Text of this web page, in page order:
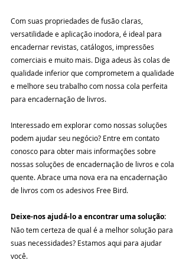
Com suas propriedades de fusão claras,
versatilidade e aplicação inodora, é ideal para
encadernar revistas, catálogos, impressões
comerciais e muito mais. Diga adeus às colas de
qualidade inferior que comprometem a qualidade
e melhore seu trabalho com nossa cola perfeita
para encadernação de livros.
Interessado em explorar como nossas soluções
podem ajudar seu negócio? Entre em contato
conosco para obter mais informações sobre
nossas soluções de encadernação de livros e cola
quente. Abrace uma nova era na encadernação
de livros com os adesivos Free Bird.
Deixe-nos ajudá-lo a encontrar uma solução:
Não tem certeza de qual é a melhor solução para
suas necessidades? Estamos aqui para ajudar
você.